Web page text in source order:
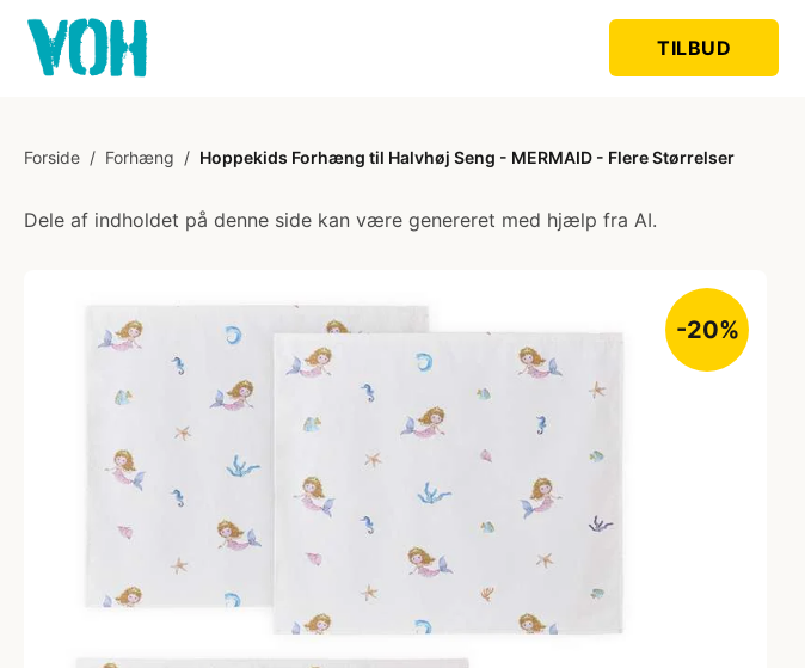
TILBUD
Forside / Forhæng / Hoppekids Forhæng til Halvhøj Seng - MERMAID - Flere Størrelser
Dele af indholdet på denne side kan være genereret med hjælp fra AI.
-20%